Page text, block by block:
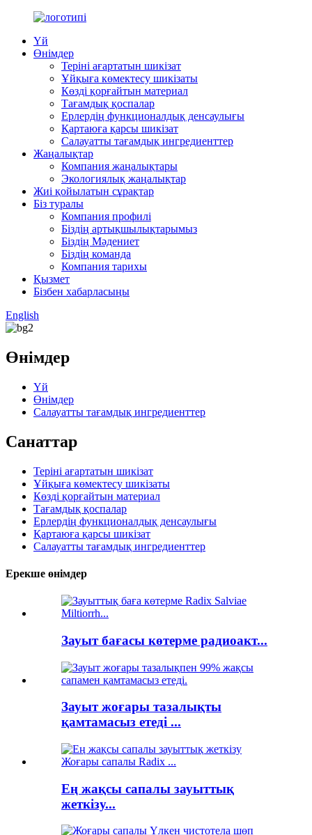
Үй
Өнімдер
Теріні ағартатын шикізат
Ұйқыға көмектесу шикізаты
Көзді қорғайтын материал
Тағамдық қоспалар
Ерлердің функционалдық денсаулығы
Қартаюға қарсы шикізат
Салауатты тағамдық ингредиенттер
Жаңалықтар
Компания жаңалықтары
Экологиялық жаңалықтар
Жиі қойылатын сұрақтар
Біз туралы
Компания профилі
Біздің артықшылықтарымыз
Біздің Мәдениет
Біздің команда
Компания тарихы
Қызмет
Бізбен хабарласыңы
English
Өнімдер
Үй
Өнімдер
Салауатты тағамдық ингредиенттер
Санаттар
Теріні ағартатын шикізат
Ұйқыға көмектесу шикізаты
Көзді қорғайтын материал
Тағамдық қоспалар
Ерлердің функционалдық денсаулығы
Қартаюға қарсы шикізат
Салауатты тағамдық ингредиенттер
Ерекше өнімдер
Зауыт бағасы көтерме радиоакт...
Зауыт жоғары тазалықты
қамтамасыз етеді ...
Ең жақсы сапалы зауыттық
жеткізу...